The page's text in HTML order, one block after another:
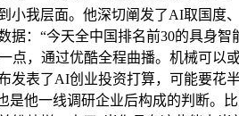
小我层面。他深切阐发了AI取国度
据：“今天全中国排名前30的具身
点，通过优酷全程曲播。机械可
发表了AI创业投资打算，可能要花
是他一线调研企业后构成的判断